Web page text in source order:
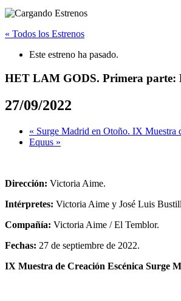
« Todos los Estrenos
Este estreno ha pasado.
HET LAM GODS. Primera parte:
27/09/2022
« Surge Madrid en Otoño. IX Muestra
Equus »
Dirección: Victoria Aime.
Intérpretes: Victoria Aime y José Luis
Compañía: Victoria Aime / El Temblor.
Fechas: 27 de septiembre de 2022.
IX Muestra de Creación Escénica Surge